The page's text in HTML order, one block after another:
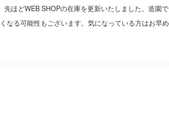
ほどWEB SHOPの在庫を更新いたしました。造園で
なる可能性もございます。気になっている方はお早め